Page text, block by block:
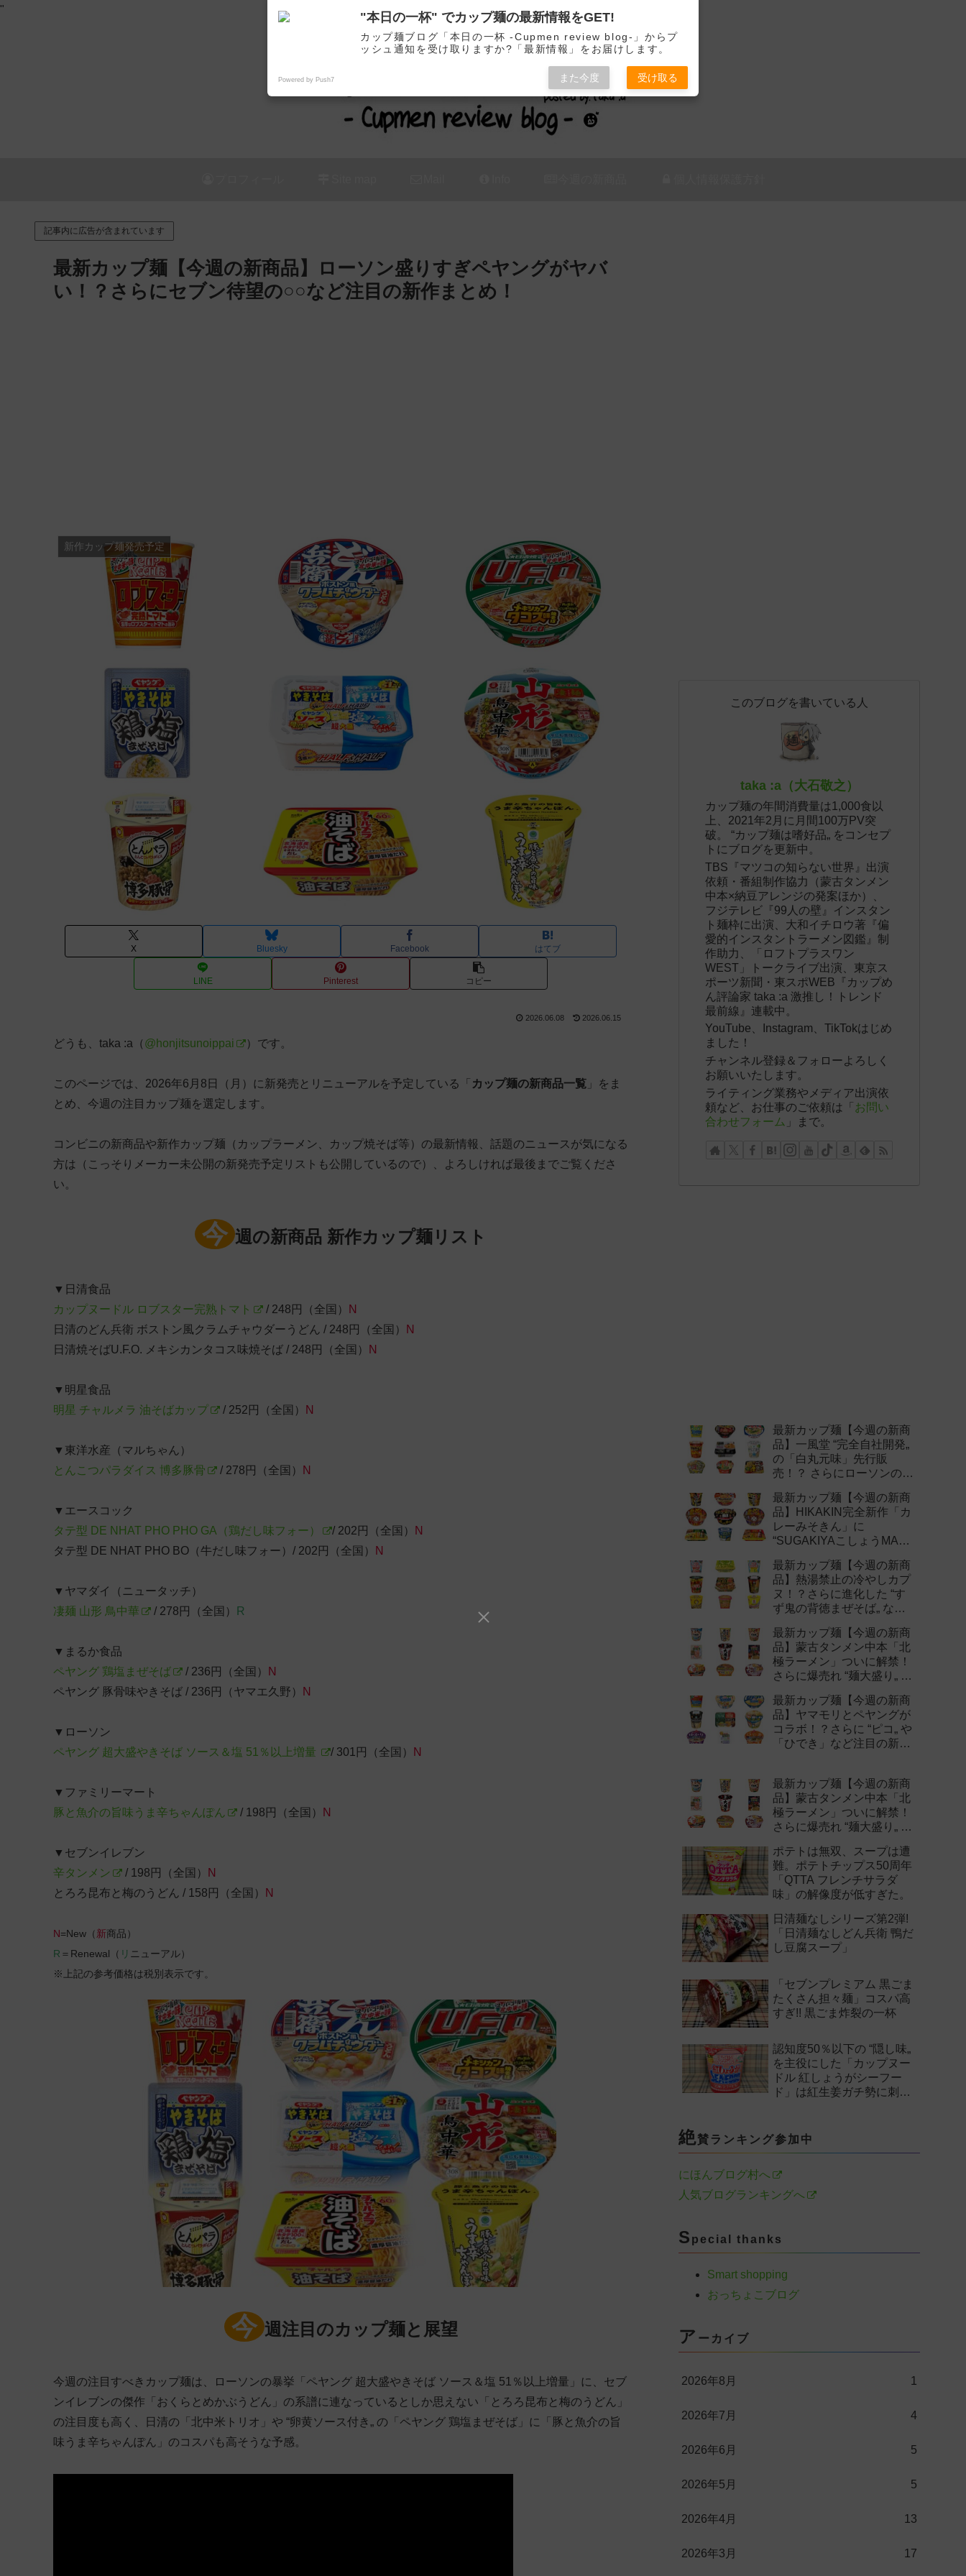
"
カップ麺の新商品をレビュー / アレンジするブログ
記事内に広告が含まれています
最新カップ麺【今週の新商品】ローソン盛りすぎペヤングがヤバ
い！？さらにセブン待望の○○など注目の新作まとめ！
新作カップ麺発売予定
X Bluesky Facebook はてブ
LINE Pinterest コピー
2026.06.08 2026.06.15
どうも、taka :a（ @honjitsunoippai ）です。
このページでは、2026年6月8日（月）に新発売とリニューアルを予定している「 カップ麺の新商品一覧 」をま
とめ、今週の注目カップ麺を選定します。
コンビニの新商品や新作カップ麺（カップラーメン、カップ焼そば等）の最新情報、話題のニュースが気になる
方は（こっそりメーカー未公開の新発売予定リストも公開しているので）、よろしければ最後までご覧くださ
い。
今 週の新商品 新作カップ麺リスト
▼日清食品
カップヌードル ロブスター完熟トマト
/ 248円（全国）
N
日清のどん兵衛 ボストン風クラムチャウダーうどん / 248円（全国）
N
日清焼そばU.F.O. メキシカンタコス味焼そば / 248円（全国）
N
▼明星食品
明星 チャルメラ 油そばカップ
/ 252円（全国） N
▼東洋水産（マルちゃん）
とんこつパラダイス 博多豚骨
/ 278円（全国） N
▼エースコック
タテ型 DE NHAT PHO PHO GA（鶏だし味フォー）
/ 202円（全国）
N
タテ型 DE NHAT PHO BO（牛だし味フォー）/ 202円（全国）
N
▼ヤマダイ（ニュータッチ）
凄麺 山形 鳥中華
/ 278円（全国） R
▼まるか食品
ペヤング 鶏塩まぜそば
/ 236円（全国）
N
ペヤング 豚骨味やきそば / 236円（ヤマエ久野）
N
▼ローソン
ペヤング 超大盛やきそば ソース＆塩 51％以上増量
/ 301円（全国） N
▼ファミリーマート
豚と魚介の旨味うま辛ちゃんぽん
/ 198円（全国） N
▼セブンイレブン
辛タンメン
/ 198円（全国）
N
とろろ昆布と梅のうどん / 158円（全国）
N
N=New（新商品）
R ＝Renewal（ リ ニューアル）
※上記の参考価格は税別表示です。
今 週注目のカップ麺と展望
今週の注目すべきカップ麺は、ローソンの暴挙「ペヤング 超大盛やきそば ソース＆塩 51％以上増量」に、セブ
ンイレブンの傑作「おくらとめかぶうどん」の系譜に連なっているとしか思えない「とろろ昆布と梅のうどん」
の注目度も高く、日清の「北中米トリオ」や “卵黄ソース付き„ の「ペヤング 鶏塩まぜそば」に「豚と魚介の旨
味うま辛ちゃんぽん」のコスパも高そうな予感。
このブログを書いている人
taka :a（大石敬之）
カップ麺の年間消費量は1,000食以
上、2021年2月に月間100万PV突
破。 “カップ麺は嗜好品„ をコンセプ
トにブログを更新中。
TBS『マツコの知らない世界』出演
依頼・番組制作協力（蒙古タンメン
中本×納豆アレンジの発案ほか）、
フジテレビ『99人の壁』インスタン
ト麺枠に出演、大和イチロウ著『偏
愛的インスタントラーメン図鑑』制
作助力、「ロフトプラスワン
WEST」トークライブ出演、東京ス
ポーツ新聞・東スポWEB『カップめ
ん評論家 taka :a 激推し！トレンド
最前線』連載中。
YouTube、Instagram、TikTokはじめ
ました！
チャンネル登録＆フォローよろしく
お願いいたします。
ライティング業務やメディア出演依
頼など、お仕事のご依頼は「 お問い
合わせフォーム 」まで。
最新カップ麺【今週の新商
品】一風堂 “完全自社開発„
の「白丸元味」先行販
売！？ さらにローソンの激
新作まとめ！
最新カップ麺【今週の新商
品】HIKAKIN完全新作「カ
レーみそきん」に
“SUGAKIYAこしょうMAX„
最新カップ麺【今週の新商
品】熱湯禁止の冷やしカプ
ヌ！？さらに進化した “す
ず鬼の背徳まぜそば„ など
最新カップ麺【今週の新商
品】蒙古タンメン中本「北
極ラーメン」ついに解禁！
さらに爆売れ “麺大盛り„ シ
作まとめ！
最新カップ麺【今週の新商
品】ヤマモリとペヤングが
コラボ！？さらに “ピコ„ や
「ひでき」など注目の新作
最新カップ麺【今週の新商
品】蒙古タンメン中本「北
極ラーメン」ついに解禁！
さらに爆売れ “麺大盛り„ シ
作まとめ！
ポテトは無双、スープは遭
難。ポテトチップス50周年
「QTTA フレンチサラダ
味」の解像度が低すぎた。
日清麺なしシリーズ第2弾!
「日清麺なしどん兵衛 鴨だ
し豆腐スープ」
「セブンプレミアム 黒ごま
たくさん担々麺」コスパ高
すぎ!! 黒ごま炸裂の一杯
認知度50％以下の “隠し味„
を主役にした「カップヌー
ドル 紅しょうがシーフー
ド」は紅生姜ガチ勢に刺さ
絶賛ランキング参加中
にほんブログ村へ
人気ブログランキングへ
S pecial thanks
Smart shopping
おっちょこブログ
ア ーカイブ
2026年8月 1
2026年7月 4
2026年6月 5
2026年5月 5
2026年4月 13
2026年3月 17
"本日の一杯" でカップ麺の最新情報をGET!
カップ麺ブログ「本日の一杯 -Cupmen review blog-」からプ
ッシュ通知を受け取りますか?「最新情報」をお届けします。
Powered by Push7 また今度 受け取る